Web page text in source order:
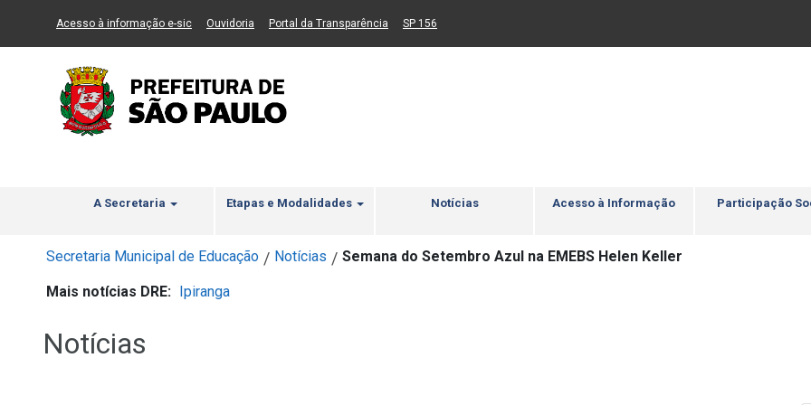
Ir ao Conteúdo Ir para menu principal 2 Ir para busca Ir para rodapé
Acesso à informação e-sic(Link para um novo sítio)
Ouvidoria (Link para um novo sítio)
Portal da Transparência (Link para um novo sítio)
SP 156
A Secretaria Etapas e Modalidades Notícias Acesso à Informação Participação
Secretaria Municipal de Educação / Notícias / Semana do Setembro Azul na EMEBS Helen Keller
Mais notícias DRE: Ipiranga
Notícias